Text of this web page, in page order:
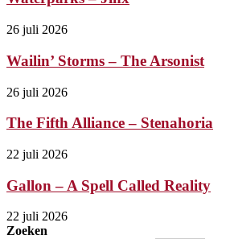
26 juli 2026
Wailin’ Storms – The Arsonist
26 juli 2026
The Fifth Alliance – Stenahoria
22 juli 2026
Gallon – A Spell Called Reality
22 juli 2026
Zoeken